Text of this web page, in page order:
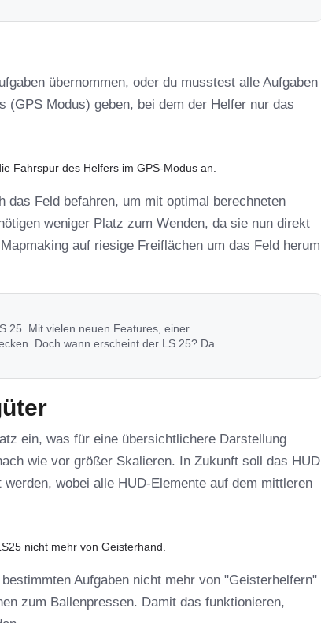
übernommen, oder du musstest alle Aufgaben
(GPS Modus) geben, bei dem der Helfer nur das
Fahrspur des Helfers im GPS-Modus an.
das Feld befahren, um mit optimal berechneten
weniger Platz zum Wenden, da sie nun direkt
auf riesige Freiflächen um das Feld herum
25. Mit vielen neuen Features, einer
Doch wann erscheint der LS 25? Das
ein, was für eine übersichtlichere Darstellung
wie vor größer Skalieren. In Zukunft soll das HUD
wobei alle HUD-Elemente auf dem mittleren
nicht mehr von Geisterhand.
Aufgaben nicht mehr von "Geisterhelfern"
zum Ballenpressen. Damit das funktionieren,